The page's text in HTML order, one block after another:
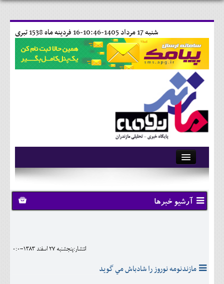
16 فردينه ماه 1538 تبری شنبه 17 مرداد 1405-10:46-
آرشیو
تماس با ما
وبلاگ
کلینیک
آرشیو خبرها
انتشار:پنجشنبه 27 اسفند 1383-0:0
مازندنومه نوروز را شادباش مي گويد